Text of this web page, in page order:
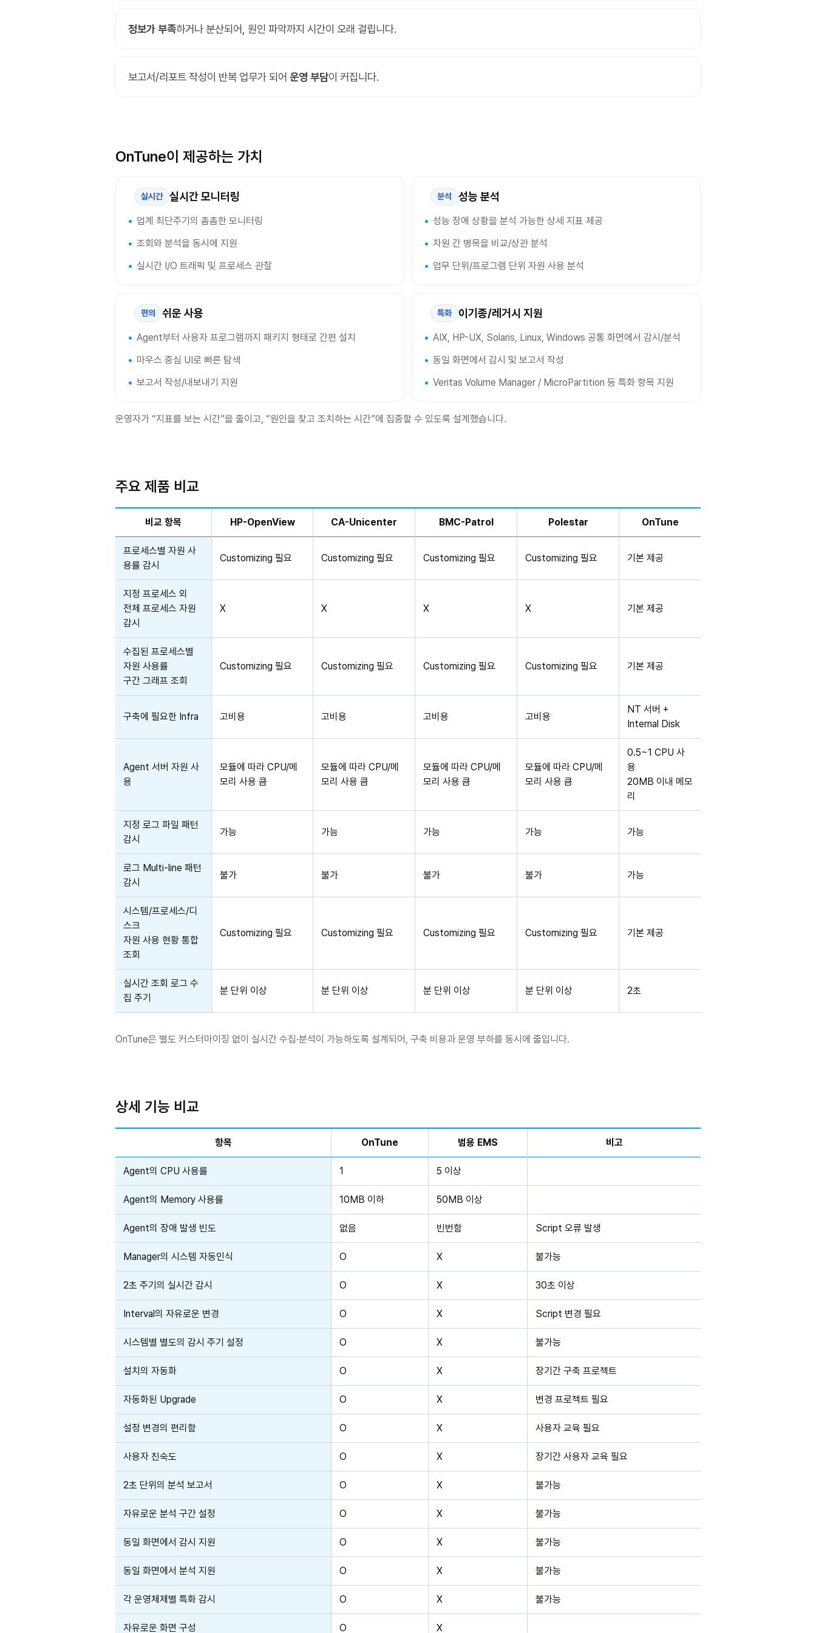
정보가 부족하거나 분산되어, 원인 파악까지 시간이 오래 걸립니다.
보고서/리포트 작성이 반복 업무가 되어 운영 부담이 커집니다.
OnTune이 제공하는 가치
실시간 실시간 모니터링
업계 최단주기의 촘촘한 모니터링
조회와 분석을 동시에 지원
실시간 I/O 트래픽 및 프로세스 관찰
분석 성능 분석
성능 장애 상황을 분석 가능한 상세 지표 제공
자원 간 병목을 비교/상관 분석
업무 단위/프로그램 단위 자원 사용 분석
편의 쉬운 사용
Agent부터 사용자 프로그램까지 패키지 형태로 간편 설치
마우스 중심 UI로 빠른 탐색
보고서 작성/내보내기 지원
특화 이기종/레거시 지원
AIX, HP-UX, Solaris, Linux, Windows 공통 화면에서 감시/분석
동일 화면에서 감시 및 보고서 작성
Veritas Volume Manager / MicroPartition 등 특화 항목 지원
운영자가 “지표를 보는 시간”을 줄이고, “원인을 찾고 조치하는 시간”에 집중할 수 있도록 설계했습니다.
주요 제품 비교
비교 항목 HP-OpenView CA-Unicenter BMC-Patrol Polestar OnTune
프로세스별 자원 사
용률 감시
Customizing 필요 Customizing 필요 Customizing 필요 Customizing 필요 기본 제공
지정 프로세스 외
전체 프로세스 자원
감시
X X X X 기본 제공
수집된 프로세스별
자원 사용률
구간 그래프 조회
Customizing 필요 Customizing 필요 Customizing 필요 Customizing 필요 기본 제공
구축에 필요한 Infra 고비용 고비용 고비용 고비용
NT 서버 +
Internal Disk
Agent 서버 자원 사
용
모듈에 따라 CPU/메
모리 사용 큼
모듈에 따라 CPU/메
모리 사용 큼
모듈에 따라 CPU/메
모리 사용 큼
모듈에 따라 CPU/메
모리 사용 큼
0.5~1 CPU 사
용
20MB 이내 메모
리
지정 로그 파일 패턴
감시
가능 가능 가능 가능 가능
로그 Multi-line 패턴
감시
불가 불가 불가 불가 가능
시스템/프로세스/디
스크
자원 사용 현황 통합
조회
Customizing 필요 Customizing 필요 Customizing 필요 Customizing 필요 기본 제공
실시간 조회 로그 수
집 주기
분 단위 이상 분 단위 이상 분 단위 이상 분 단위 이상 2초
OnTune은 별도 커스터마이징 없이 실시간 수집·분석이 가능하도록 설계되어, 구축 비용과 운영 부하를 동시에 줄입니다.
상세 기능 비교
항목 OnTune 범용 EMS 비고
Agent의 CPU 사용률 1 5 이상
Agent의 Memory 사용률 10MB 이하 50MB 이상
Agent의 장애 발생 빈도 없음 빈번함 Script 오류 발생
Manager의 시스템 자동인식 O X 불가능
2초 주기의 실시간 감시 O X 30초 이상
Interval의 자유로운 변경 O X Script 변경 필요
시스템별 별도의 감시 주기 설정 O X 불가능
설치의 자동화 O X 장기간 구축 프로젝트
자동화된 Upgrade O X 변경 프로젝트 필요
설정 변경의 편리함 O X 사용자 교육 필요
사용자 친숙도 O X 장기간 사용자 교육 필요
2초 단위의 분석 보고서 O X 불가능
자유로운 분석 구간 설정 O X 불가능
동일 화면에서 감시 지원 O X 불가능
동일 화면에서 분석 지원 O X 불가능
각 운영체제별 특화 감시 O X 불가능
자유로운 화면 구성 O X